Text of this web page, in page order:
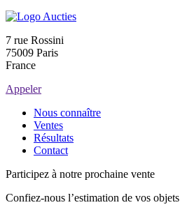
7 rue Rossini
75009 Paris
France
Appeler
Nous connaître
Ventes
Résultats
Contact
Participez à notre prochaine vente
Confiez-nous l’estimation de vos objets